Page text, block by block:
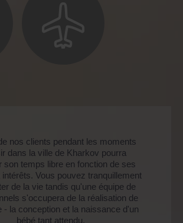
nos clients pendant les moments
dans la ville de Kharkov pourra
son temps libre en fonction de ses
intérêts. Vous pouvez tranquillement
de la vie tandis qu'une équipe de
s'occupera de la réalisation de
- la conception et la naissance d'un
bébé tant attendu.